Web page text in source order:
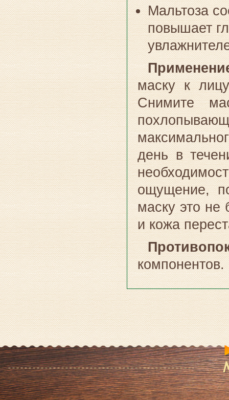
Мальтоза
повышает
маску к
Снимите
день в
ощущение,
маску это не
и кожа
компонентов.